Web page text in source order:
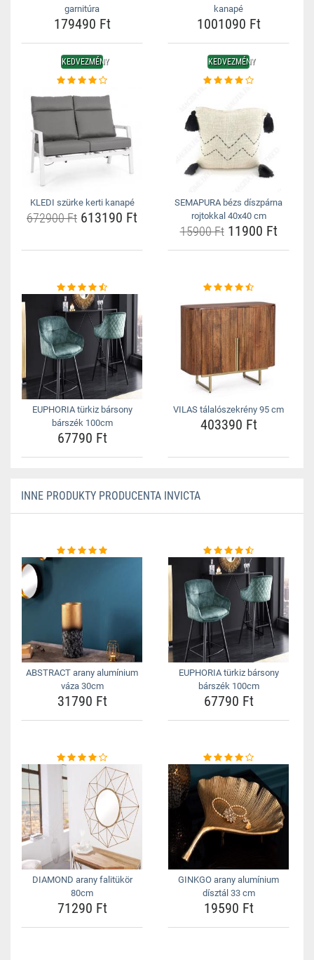
garnitúra
179490 Ft
kanapé
1001090 Ft
KEDVEZMÉNY
KLEDI szürke kerti kanapé
672900 Ft 613190 Ft
KEDVEZMÉNY
SEMAPURA bézs díszpárna
rojtokkal 40x40 cm
15900 Ft11900 Ft
EUPHORIA türkiz bársony
bárszék 100cm
67790 Ft
VILAS tálalószekrény 95 cm
403390 Ft
INNE PRODUKTY PRODUCENTA INVICTA
ABSTRACT arany alumínium
váza 30cm
31790 Ft
EUPHORIA türkiz bársony
bárszék 100cm
67790 Ft
DIAMOND arany falitükör
80cm
71290 Ft
GINKGO arany alumínium
dísztál 33 cm
19590 Ft